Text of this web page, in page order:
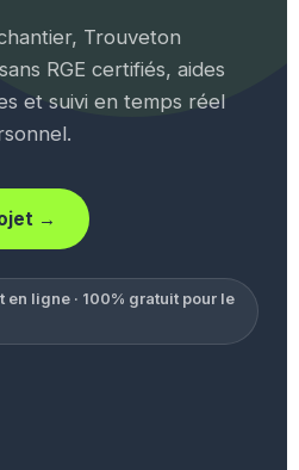
Trouveton
RGE certifiés, aides
et suivi en temps réel
→
en ligne · 100% gratuit pour le